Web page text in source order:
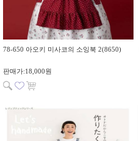
78-650 아오키 미사코의 ​​소잉북 2(8650)
판매가:18,000원